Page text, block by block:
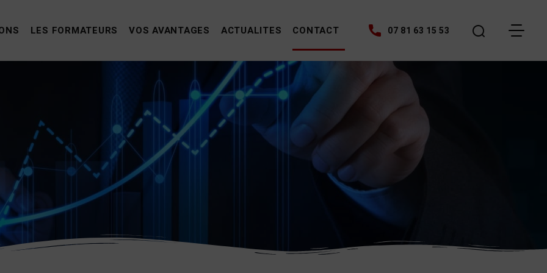
LES FORMATEURS VOS AVANTAGES ACTUALITES CONTACT 07 81 63 15 53